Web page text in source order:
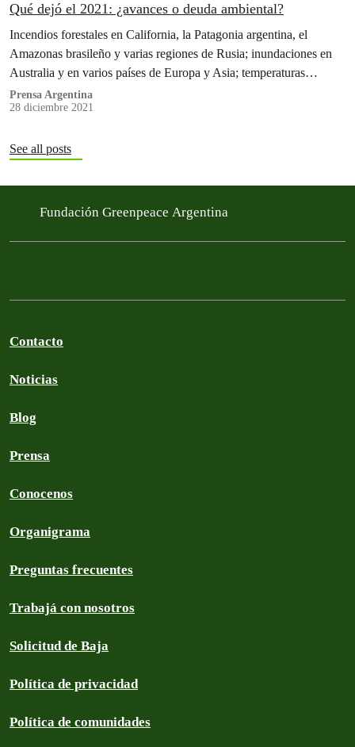
Qué dejó el 2021: ¿avances o deuda ambiental?
Incendios forestales en California, la Patagonia argentina, el
Amazonas brasileño y varias regiones de Rusia; inundaciones en
Australia y en varios países de Europa y Asia; temperaturas
extremas, son algunos…
Prensa Argentina
28 diciembre 2021
See all posts
Fundación Greenpeace Argentina
Contacto
Noticias
Blog
Prensa
Conocenos
Organigrama
Preguntas frecuentes
Trabajá con nosotros
Solicitud de Baja
Política de privacidad
Política de comunidades